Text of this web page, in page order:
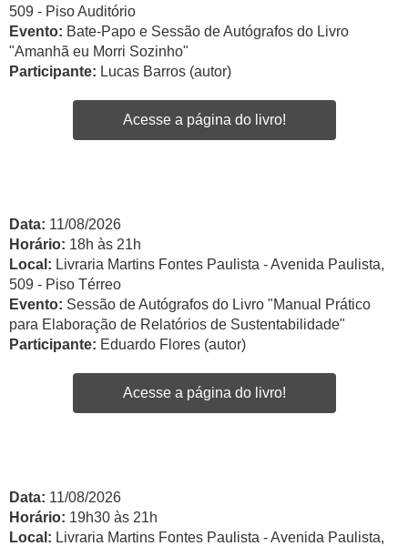
509 - Piso Auditório
Evento: Bate-Papo e Sessão de Autógrafos do Livro
"Amanhã eu Morri Sozinho"
Participante: Lucas Barros (autor)
Acesse a página do livro!
Data: 11/08/2026
Horário: 18h às 21h
Local: Livraria Martins Fontes Paulista - Avenida Paulista,
509 - Piso Térreo
Evento: Sessão de Autógrafos do Livro "Manual Prático
para Elaboração de Relatórios de Sustentabilidade"
Participante: Eduardo Flores (autor)
Acesse a página do livro!
Data: 11/08/2026
Horário: 19h30 às 21h
Local: Livraria Martins Fontes Paulista - Avenida Paulista,